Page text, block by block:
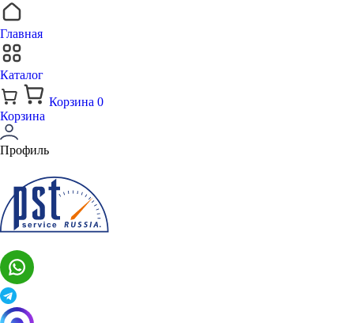
Главная
Каталог
Корзина 0
Корзина
Профиль